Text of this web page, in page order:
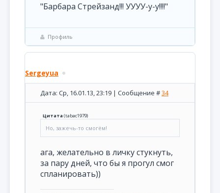
"Барбара Стрейзанд!!! УУУУ-у-у!!!!"
Профиль
Sergeyua
Дата: Ср, 16.01.13, 23:19 | Сообщение #34
Цитата(tabac1979)
Но, зажечь-то смогём!
ага, желательно в личку стукнуть,
за пару дней, что бы я прогул смог
спланировать))